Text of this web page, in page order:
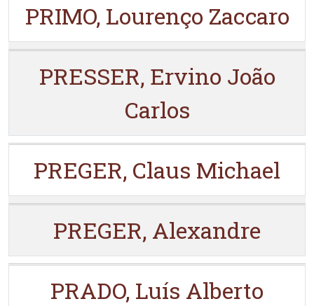
PRIMO, Lourenço Zaccaro
PRESSER, Ervino João
Carlos
PREGER, Claus Michael
PREGER, Alexandre
PRADO, Luís Alberto